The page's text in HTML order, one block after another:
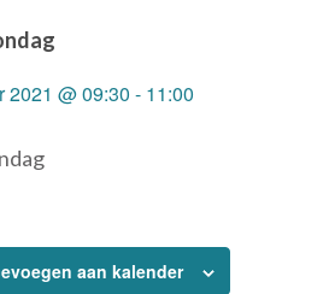
2021 @ 09:30 - 11:00
aan kalender